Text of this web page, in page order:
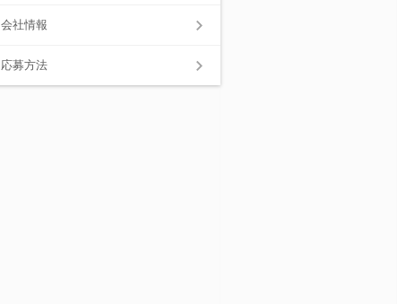
会社情報
応募方法